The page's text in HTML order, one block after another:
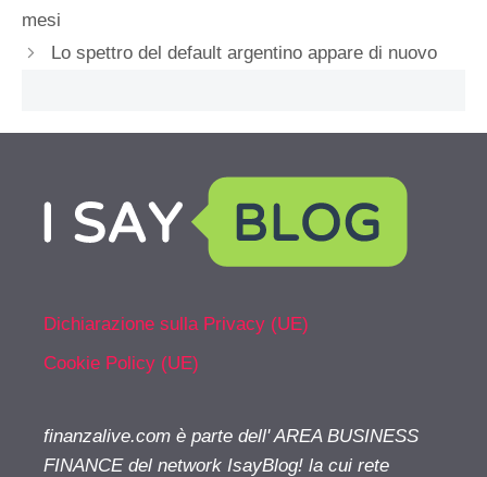
mesi
Lo spettro del default argentino appare di nuovo
Dichiarazione sulla Privacy (UE)
Cookie Policy (UE)
finanzalive.com è parte dell' AREA BUSINESS
FINANCE del network IsayBlog! la cui rete